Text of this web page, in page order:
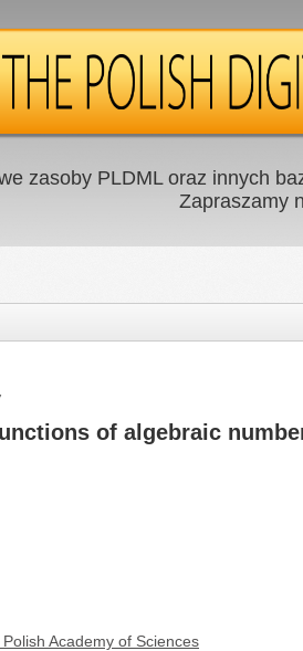
zasoby PLDML oraz innych
Zapraszamy
of algebraic
Academy of Sciences